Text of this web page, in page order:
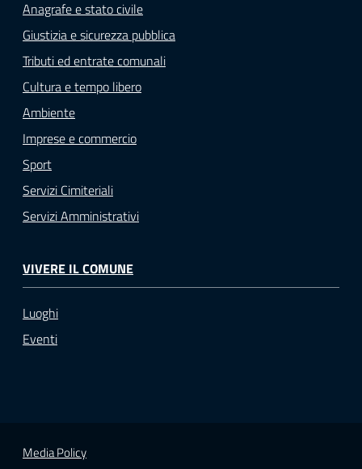
Anagrafe e stato civile
Giustizia e sicurezza pubblica
Tributi ed entrate comunali
Cultura e tempo libero
Ambiente
Imprese e commercio
Sport
Servizi Cimiteriali
Servizi Amministrativi
VIVERE IL COMUNE
Luoghi
Eventi
Media Policy